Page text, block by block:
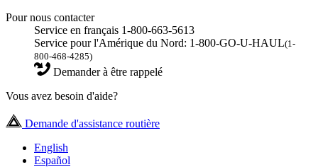
Pour nous contacter
Service en français 1-800-663-5613
Service pour l'Amérique du Nord: 1-800-GO-U-HAUL(1-
800-468-4285)
Demander à être rappelé
Vous avez besoin d'aide?
Demande d'assistance routière
English
Español